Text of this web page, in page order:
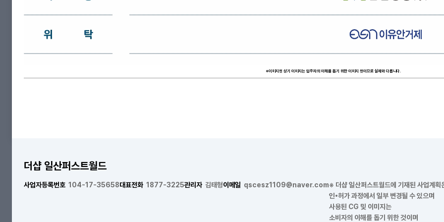
※이미지컷 상기 이미지는 입주자의 이해를 돕기 위한 이미지 컷이므로 실제와 다릅니다.
더샵 일산퍼스트월드
사업자등록번호 104-17-35658대표전화 1877-3225관리자 김태형이메일 qscesz1109@naver.com※ 더샵 일산퍼스트월드에 기재된 사업계획
인•허가 과정에서 일부 변경될 수 있으며
사용된 CG 및 이미지는
소비자의 이해를 돕기 위한 것이며